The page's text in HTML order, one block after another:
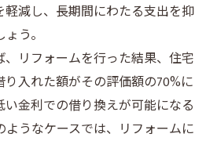
軽減し、長期間にわたる支出を抑
う。
リフォームを行った結果、住宅
入れた額がその評価額の70%に
金利での借り換えが可能になる
うなケースでは、リフォームに